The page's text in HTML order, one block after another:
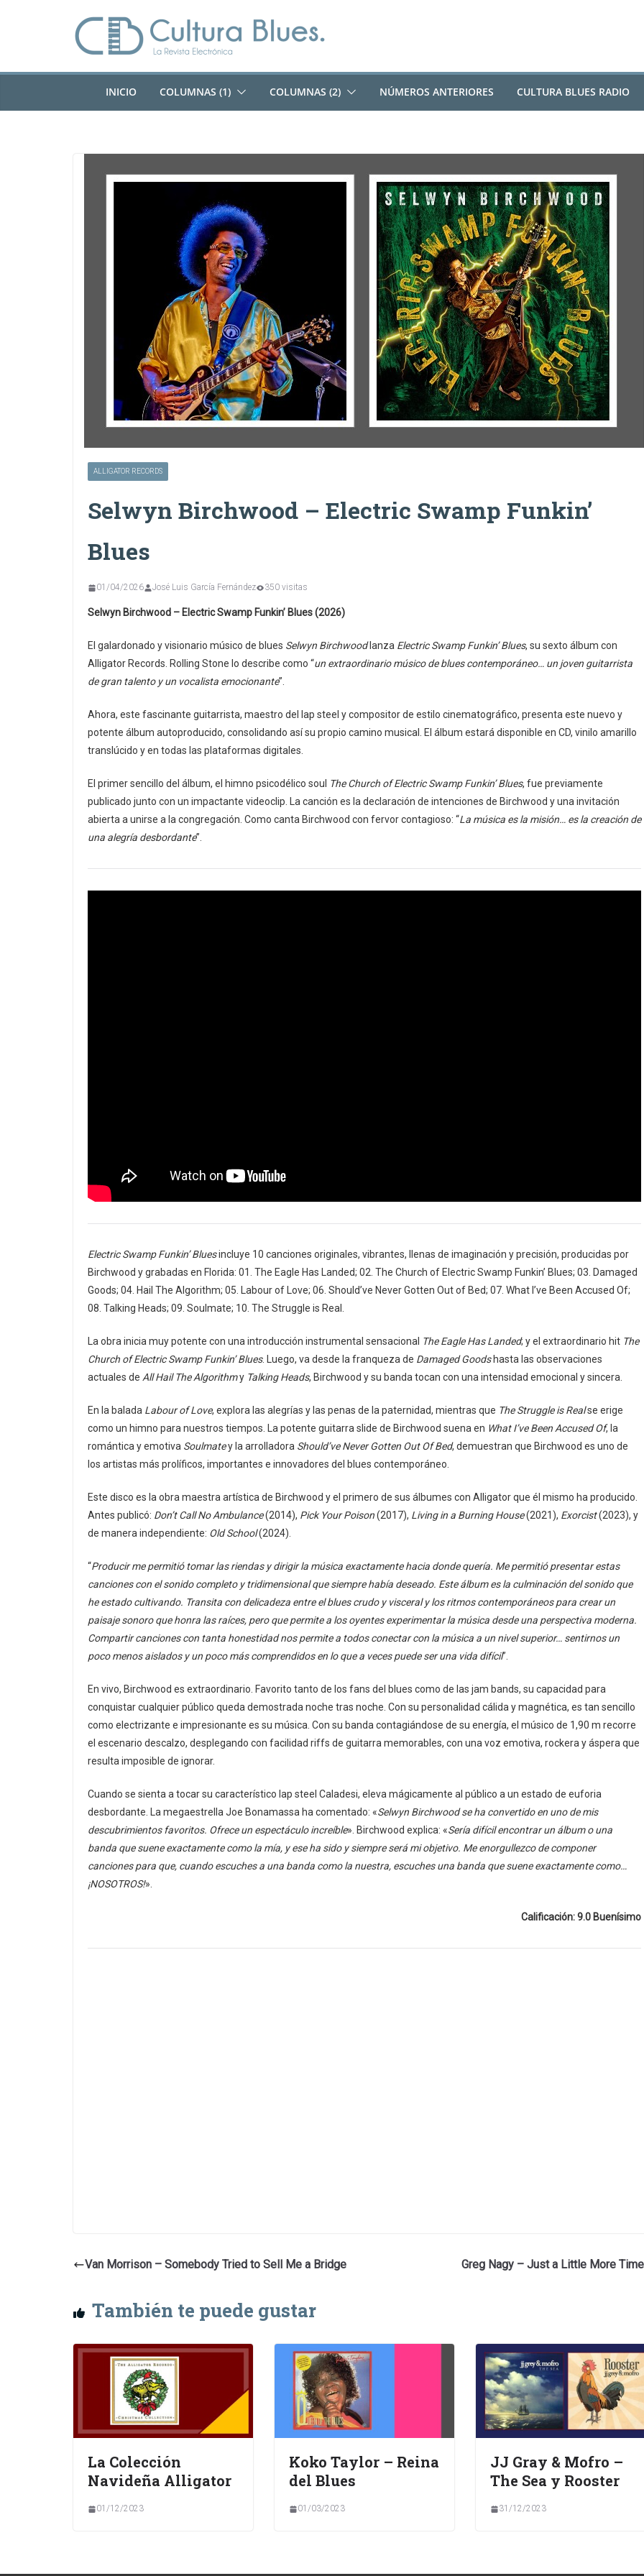
INICIO COLUMNAS (1) COLUMNAS (2) NÚMEROS ANTERIORES CULTURA BLUES RADIO
ALLIGATOR RECORDS
Selwyn Birchwood – Electric Swamp Funkin’
Blues
01/04/2026 José Luis García Fernández 350 visitas
Selwyn Birchwood – Electric Swamp Funkin’ Blues (2026)
El galardonado y visionario músico de blues Selwyn Birchwoodlanza Electric Swamp Funkin’ Blues, su sexto álbum con
Alligator Records. Rolling Stone lo describe como “un extraordinario músico de blues contemporáneo… un joven guitarrista
de gran talento y un vocalista emocionante”.
Ahora, este fascinante guitarrista, maestro del lap steel y compositor de estilo cinematográfico, presenta este nuevo y
potente álbum autoproducido, consolidando así su propio camino musical. El álbum estará disponible en CD, vinilo amarillo
translúcido y en todas las plataformas digitales.
El primer sencillo del álbum, el himno psicodélico soul The Church of Electric Swamp Funkin’ Blues, fue previamente
publicado junto con un impactante videoclip. La canción es la declaración de intenciones de Birchwood y una invitación
abierta a unirse a la congregación. Como canta Birchwood con fervor contagioso: “La música es la misión… es la creación de
una alegría desbordante”.
Electric Swamp Funkin’ Bluesincluye 10 canciones originales, vibrantes, llenas de imaginación y precisión, producidas por
Birchwood y grabadas en Florida: 01. The Eagle Has Landed; 02. The Church of Electric Swamp Funkin’ Blues; 03. Damaged
Goods; 04. Hail The Algorithm; 05. Labour of Love; 06. Should’ve Never Gotten Out of Bed; 07. What I’ve Been Accused Of;
08. Talking Heads; 09. Soulmate; 10. The Struggle is Real.
La obra inicia muy potente con una introducción instrumental sensacional The Eagle Has Landed; y el extraordinario hit The
Church of Electric Swamp Funkin’ Blues. Luego, va desde la franqueza de Damaged Goodshasta las observaciones
actuales de All Hail The Algorithmy Talking Heads, Birchwood y su banda tocan con una intensidad emocional y sincera.
En la balada Labour of Love, explora las alegrías y las penas de la paternidad, mientras que The Struggle is Realse erige
como un himno para nuestros tiempos. La potente guitarra slide de Birchwood suena en What I’ve Been Accused Of, la
romántica y emotiva Soulmatey la arrolladora Should’ve Never Gotten Out Of Bed, demuestran que Birchwood es uno de
los artistas más prolíficos, importantes e innovadores del blues contemporáneo.
Este disco es la obra maestra artística de Birchwood y el primero de sus álbumes con Alligator que él mismo ha producido.
Antes publicó: Don’t Call No Ambulance(2014), Pick Your Poison(2017), Living in a Burning House(2021), Exorcist(2023), y
de manera independiente: Old School(2024).
“Producir me permitió tomar las riendas y dirigir la música exactamente hacia donde quería. Me permitió presentar estas
canciones con el sonido completo y tridimensional que siempre había deseado. Este álbum es la culminación del sonido que
he estado cultivando. Transita con delicadeza entre el blues crudo y visceral y los ritmos contemporáneos para crear un
paisaje sonoro que honra las raíces, pero que permite a los oyentes experimentar la música desde una perspectiva moderna.
Compartir canciones con tanta honestidad nos permite a todos conectar con la música a un nivel superior… sentirnos un
poco menos aislados y un poco más comprendidos en lo que a veces puede ser una vida difícil”.
En vivo, Birchwood es extraordinario. Favorito tanto de los fans del blues como de las jam bands, su capacidad para
conquistar cualquier público queda demostrada noche tras noche. Con su personalidad cálida y magnética, es tan sencillo
como electrizante e impresionante es su música. Con su banda contagiándose de su energía, el músico de 1,90 m recorre
el escenario descalzo, desplegando con facilidad riffs de guitarra memorables, con una voz emotiva, rockera y áspera que
resulta imposible de ignorar.
Cuando se sienta a tocar su característico lap steel Caladesi, eleva mágicamente al público a un estado de euforia
desbordante. La megaestrella Joe Bonamassa ha comentado: «Selwyn Birchwood se ha convertido en uno de mis
descubrimientos favoritos. Ofrece un espectáculo increíble». Birchwood explica: «Sería difícil encontrar un álbum o una
banda que suene exactamente como la mía, y ese ha sido y siempre será mi objetivo. Me enorgullezco de componer
canciones para que, cuando escuches a una banda como la nuestra, escuches una banda que suene exactamente como…
¡NOSOTROS!».
Calificación: 9.0 Buenísimo
Van Morrison – Somebody Tried to Sell Me a Bridge Greg Nagy – Just a Little More Time
También te puede gustar
La Colección
Navideña Alligator
01/12/2023
Koko Taylor – Reina
del Blues
01/03/2023
JJ Gray & Mofro –
The Sea y Rooster
31/12/2023